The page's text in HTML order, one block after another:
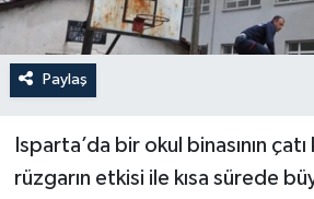
Paylaş
Isparta’da bir okul binasının çatı
rüzgarın etkisi ile kısa sürede